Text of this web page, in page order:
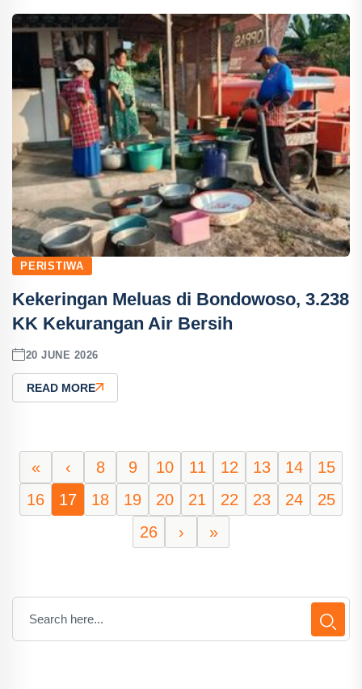
PERISTIWA
Kekeringan Meluas di Bondowoso, 3.238
KK Kekurangan Air Bersih
20 JUNE 2026
READ MORE
« ‹ 8 9 10 11 12 13 14
15
16
17 18 19 20 21 22 23 24
25
26
› »